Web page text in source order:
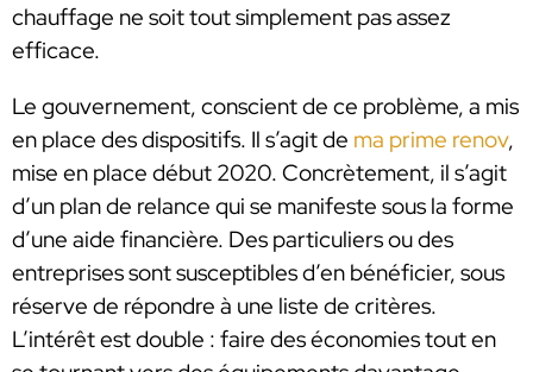
chauffage ne soit tout simplement pas assez
efficace.
Le gouvernement, conscient de ce problème, a mis
en place des dispositifs. Il s’agit de ma prime renov,
mise en place début 2020. Concrètement, il s’agit
d’un plan de relance qui se manifeste sous la forme
d’une aide financière. Des particuliers ou des
entreprises sont susceptibles d’en bénéficier, sous
réserve de répondre à une liste de critères.
L’intérêt est double : faire des économies tout en